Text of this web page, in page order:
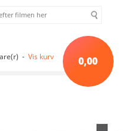
- Vis kurv 0,00